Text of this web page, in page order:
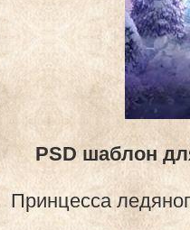
PSD шаблон
Принцесса